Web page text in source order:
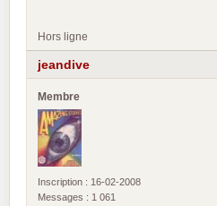
Hors ligne
jeandive
Membre
Inscription : 16-02-2008
Messages : 1 061